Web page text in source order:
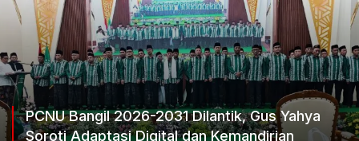
Bangil 2026-2031 Dilantik, Gus Yahya
Adaptasi Digital dan Kemandirian